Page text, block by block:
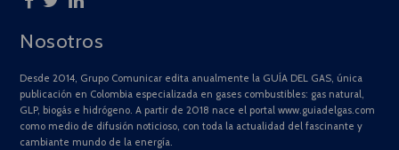
Nosotros
Desde 2014, Grupo Comunicar edita anualmente la GUÍA DEL GAS, única
publicación en Colombia especializada en gases combustibles: gas natural,
GLP, biogás e hidrógeno. A partir de 2018 nace el portal www.guiadelgas.com
como medio de difusión noticioso, con toda la actualidad del fascinante y
cambiante mundo de la energía.